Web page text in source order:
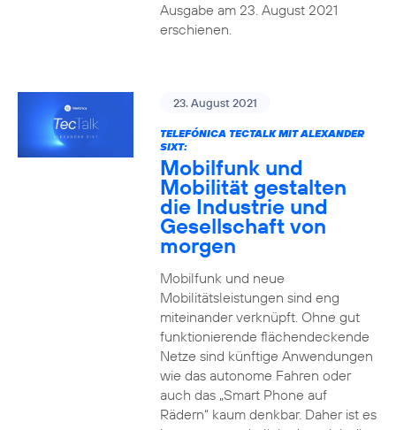
Ausgabe am 23. August 2021
erschienen.
23. August 2021
TELEFÓNICA TECTALK MIT ALEXANDER
SIXT:
Mobilfunk und
Mobilität gestalten
die Industrie und
Gesellschaft von
morgen
Mobilfunk und neue
Mobilitätsleistungen sind eng
miteinander verknüpft. Ohne gut
funktionierende flächendeckende
Netze sind künftige Anwendungen
wie das autonome Fahren oder
auch das „Smart Phone auf
Rädern“ kaum denkbar. Daher ist es